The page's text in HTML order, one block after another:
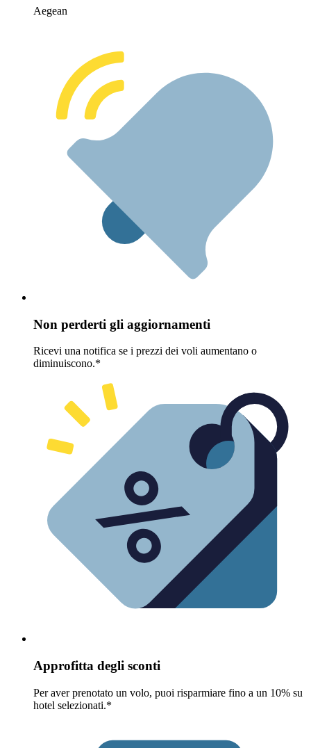
Aegean
Non perderti gli aggiornamenti
Ricevi una notifica se i prezzi dei voli aumentano o
diminuiscono.*
Approfitta degli sconti
Per aver prenotato un volo, puoi risparmiare fino a un 10% su
hotel selezionati.*